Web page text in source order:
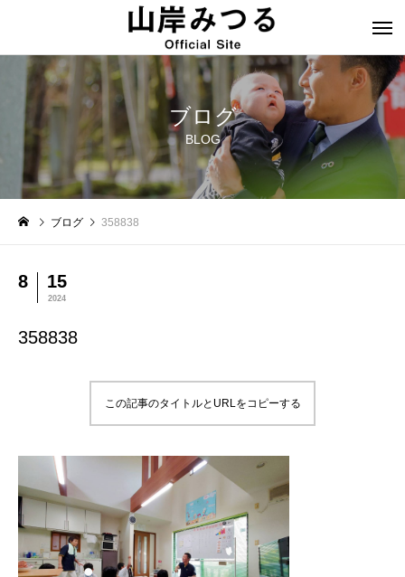
ブログ
BLOG
ブログ 358838
8 15
2024
358838
この記事のタイトルとURLをコピーする